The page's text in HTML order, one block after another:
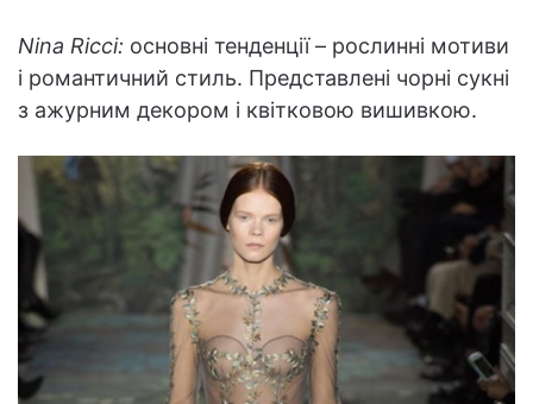
Nina Ricci: основні тенденції – рослинні мотиви
і романтичний стиль. Представлені чорні сукні
з ажурним декором і квітковою вишивкою.